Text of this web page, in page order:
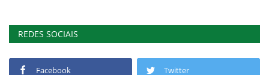
REDES SOCIAIS
Facebook Twitter